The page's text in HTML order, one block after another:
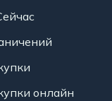
онлайн